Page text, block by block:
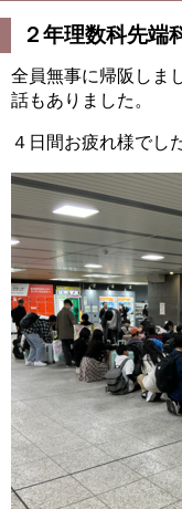
２年理数科先端
全員無事に帰阪しま
話もありました。
４日間お疲れ様でし